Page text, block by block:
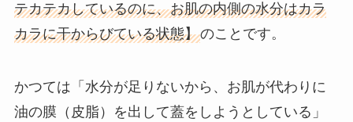
テカテカしているのに、お肌の内側の水分はカラ
カラに干からびている状態】のことです。
かつては「水分が足りないから、お肌が代わりに
油の膜（皮脂）を出して蓋をしようとしている」